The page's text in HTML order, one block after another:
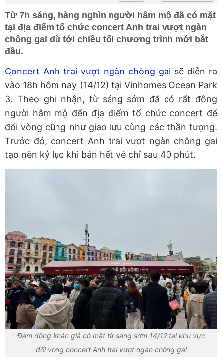
Từ 7h sáng, hàng nghìn người hâm mộ đã có mặt
tại địa điểm tổ chức concert Anh trai vượt ngàn
chông gai dù tới chiều tối chương trình mới bắt
đầu.
Concert Anh trai vượt ngàn chông gai sẽ diễn ra
vào 18h hôm nay (14/12) tại Vinhomes Ocean Park
3. Theo ghi nhận, từ sáng sớm đã có rất đông
người hâm mộ đến địa điểm tổ chức concert để
đổi vòng cũng như giao lưu cùng các thần tượng.
Trước đó, concert Anh trai vượt ngàn chông gai
tạo nên kỷ lục khi bán hết vé chỉ sau 40 phút.
Đám đông khán giả có mặt từ sáng sớm 14/12 tại khu vực
đổi vòng concert Anh trai vượt ngàn chông gai